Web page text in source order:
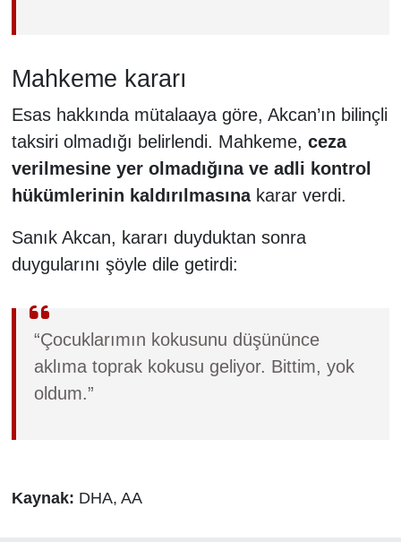
Mahkeme kararı
Esas hakkında mütalaaya göre, Akcan’ın bilinçli
taksiri olmadığı belirlendi. Mahkeme, ceza
verilmesine yer olmadığına ve adli kontrol
hükümlerinin kaldırılmasınakarar verdi.
Sanık Akcan, kararı duyduktan sonra
duygularını şöyle dile getirdi:
“Çocuklarımın kokusunu düşününce
aklıma toprak kokusu geliyor. Bittim, yok
oldum.”
Kaynak: DHA, AA